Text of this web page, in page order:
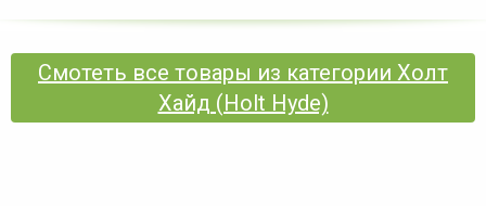
Смотеть все товары из категории Холт
Хайд (Holt Hyde)